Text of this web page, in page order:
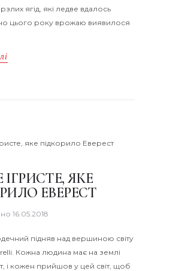
ягід, які ледве вдалось
цього року врожаю виявилося
ЯКЕ
ЕВЕРЕСТ
16.05.2018
підняв над вершиною світу
Кожна людина має на землі
і кожен прийшов у цей світ, щоб